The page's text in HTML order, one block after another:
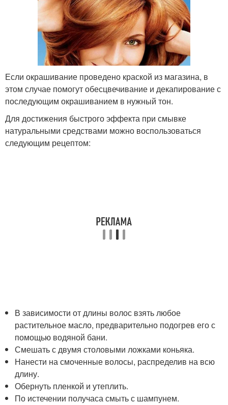
Если окрашивание проведено краской из магазина, в
этом случае помогут обесцвечивание и декапирование с
последующим окрашиванием в нужный тон.
Для достижения быстрого эффекта при смывке
натуральными средствами можно воспользоваться
следующим рецептом:
В зависимости от длины волос взять любое
растительное масло, предварительно подогрев его с
помощью водяной бани.
Смешать с двумя столовыми ложками коньяка.
Нанести на смоченные волосы, распределив на всю
длину.
Обернуть пленкой и утеплить.
По истечении получаса смыть с шампунем.